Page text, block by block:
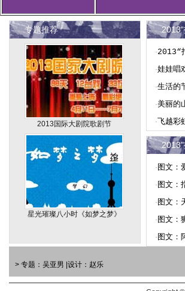
专题推荐
2013国际大剧院歌剧节
星光璀璨八小时《如梦之梦》
·2013“
·娃娃唱
·生活的
·美丽的
· 飞越
· 图文：
· 图文：
· 图文：
· 图文：
· 图文：
> 专题：吴亚男 |设计：赵乐